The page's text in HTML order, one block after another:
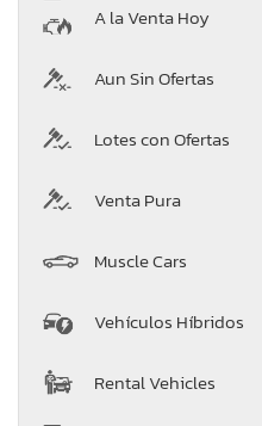
A la Venta Hoy
Aun Sin Ofertas
Lotes con Ofertas
Venta Pura
Muscle Cars
Vehículos Híbridos
Rental Vehicles